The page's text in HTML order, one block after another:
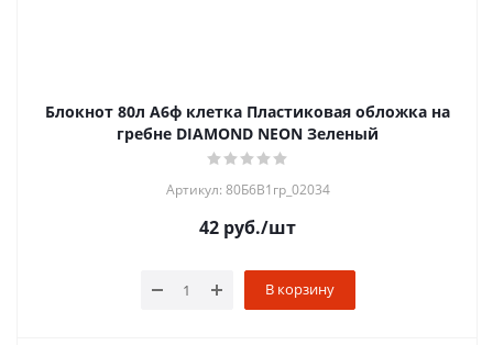
Блокнот 80л А6ф клетка Пластиковая обложка на
гребне DIAMOND NEON Зеленый
Артикул: 80Б6B1гр_02034
42 руб./шт
В корзину